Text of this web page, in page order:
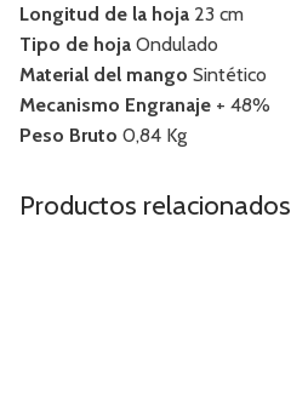
Longitud de la hoja 23 cm
Tipo de hoja Ondulado
Material del mango Sintético
Mecanismo Engranaje + 48%
Peso Bruto 0,84 Kg
Productos relacionados